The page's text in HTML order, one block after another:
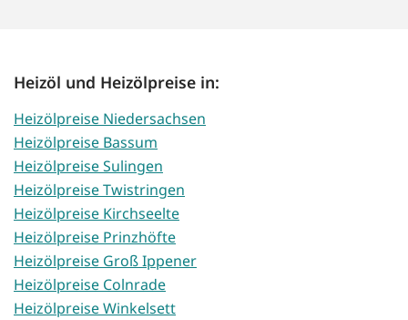
Heizöl und Heizölpreise in:
Heizölpreise Niedersachsen
Heizölpreise Bassum
Heizölpreise Sulingen
Heizölpreise Twistringen
Heizölpreise Kirchseelte
Heizölpreise Prinzhöfte
Heizölpreise Groß Ippener
Heizölpreise Colnrade
Heizölpreise Winkelsett